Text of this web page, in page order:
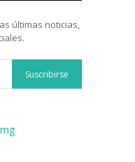
últimas noticias,
Suscribirse